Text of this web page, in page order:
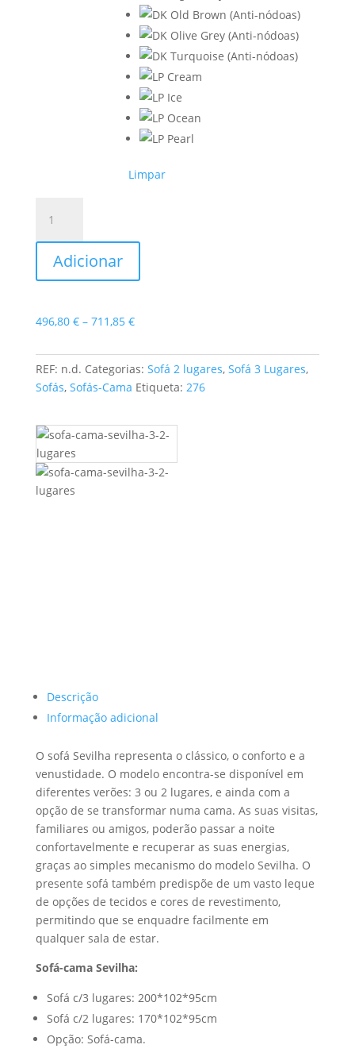
Limpar
Sofá-
cama
Sevilha
Adicionar
496,80 € – 711,85 €Price
496,80 €
through
711,85 €
REF: n.d. Categorias: Sofá 2 lugares, Sofá 3 Lugares,
Sofás, Sofás-Cama Etiqueta: 276
Descrição
Informação adicional
O sofá Sevilha representa o clássico, o conforto e a
venustidade. O modelo encontra-se disponível em
diferentes verões: 3 ou 2 lugares, e ainda com a
opção de se transformar numa cama. As suas visitas,
familiares ou amigos, poderão passar a noite
confortavelmente e recuperar as suas energias,
graças ao simples mecanismo do modelo Sevilha. O
presente sofá também predispõe de um vasto leque
de opções de tecidos e cores de revestimento,
permitindo que se enquadre facilmente em
qualquer sala de estar.
Sofá-cama Sevilha:
Sofá c/3 lugares: 200*102*95cm
Sofá c/2 lugares: 170*102*95cm
Opção: Sofá-cama.